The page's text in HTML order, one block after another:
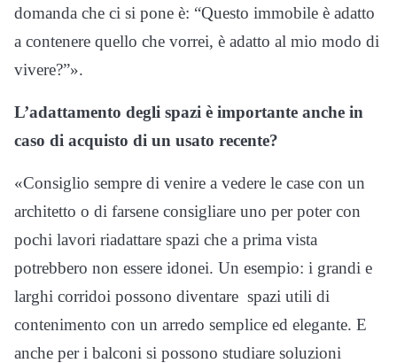
domanda che ci si pone è: “Questo immobile è adatto
a contenere quello che vorrei, è adatto al mio modo di
vivere?”».
L’adattamento degli spazi è importante anche in
caso di acquisto di un usato recente?
«Consiglio sempre di venire a vedere le case con un
architetto o di farsene consigliare uno per poter con
pochi lavori riadattare spazi che a prima vista
potrebbero non essere idonei. Un esempio: i grandi e
larghi corridoi possono diventare spazi utili di
contenimento con un arredo semplice ed elegante. E
anche per i balconi si possono studiare soluzioni